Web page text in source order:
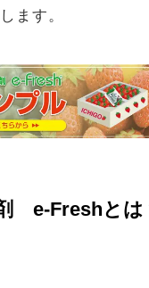
ます。
e-Freshとは